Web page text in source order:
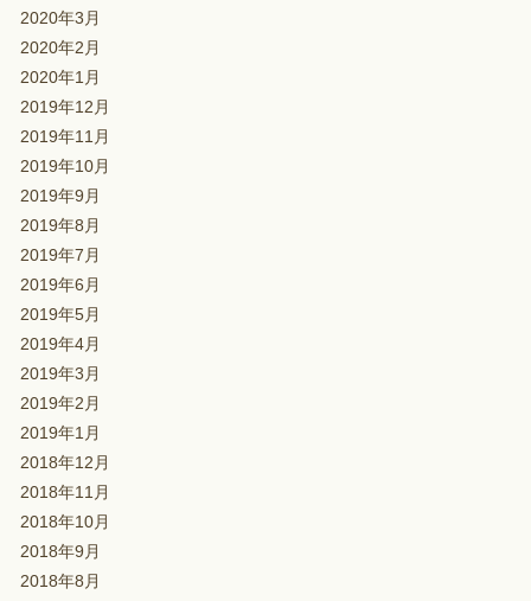
2020年3月
2020年2月
2020年1月
2019年12月
2019年11月
2019年10月
2019年9月
2019年8月
2019年7月
2019年6月
2019年5月
2019年4月
2019年3月
2019年2月
2019年1月
2018年12月
2018年11月
2018年10月
2018年9月
2018年8月